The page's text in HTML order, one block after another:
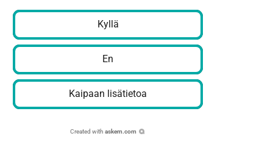
Kyllä
En
Kaipaan lisätietoa
Created with askem.com